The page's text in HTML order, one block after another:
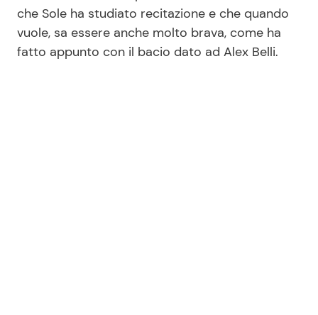
che Sole ha studiato recitazione e che quando
vuole, sa essere anche molto brava, come ha
fatto appunto con il bacio dato ad Alex Belli.